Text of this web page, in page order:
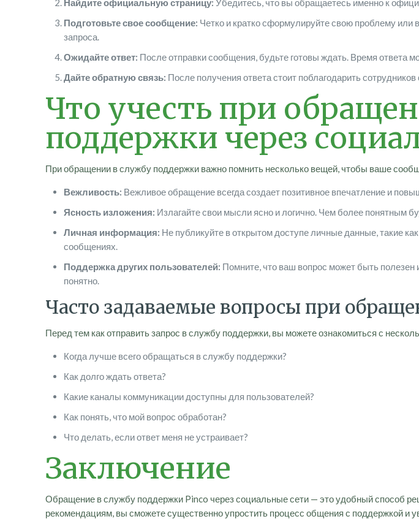
Найдите официальную страницу: Убедитесь, что вы обращаетесь именно к
Подготовьте свое сообщение: Четко и кратко сформулируйте свою проблему или
запроса.
Ожидайте ответ: После отправки сообщения, будьте готовы ждать. Время ответа
Дайте обратную связь: После получения ответа стоит поблагодарить
Что учесть при
поддержки через
При обращении в службу поддержки важно помнить несколько вещей, чтобы ваше
Вежливость: Вежливое обращение всегда создает позитивное впечатление и
Ясность изложения: Излагайте свои мысли ясно и логично. Чем более понятным
Личная информация: Не публикуйте в открытом доступе личные данные, такие
сообщениях.
Поддержка других пользователей: Помните, что ваш вопрос может быть полезен
понятно.
Часто задаваемые вопросы при
Перед тем как отправить запрос в службу поддержки, вы можете ознакомиться с
Когда лучше всего обращаться в службу поддержки?
Как долго ждать ответа?
Какие каналы коммуникации доступны для пользователей?
Как понять, что мой вопрос обработан?
Что делать, если ответ меня не устраивает?
Заключение
Обращение в службу поддержки Pinco через социальные сети — это удобный способ
рекомендациям, вы сможете существенно упростить процесс общения с поддержкой